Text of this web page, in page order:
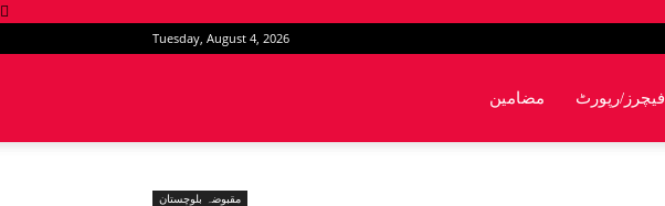
Tuesday, August 4, 2026
مضامین فیچرز/رپورٹ
مقبوضہ بلوچستان